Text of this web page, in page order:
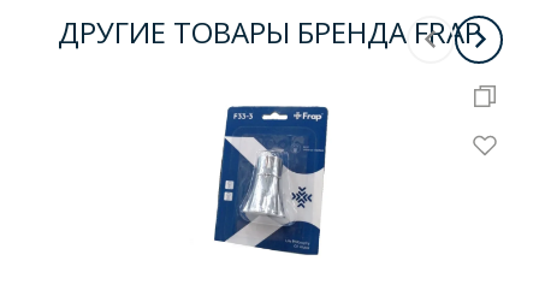
ДРУГИЕ ТОВАРЫ БРЕНДА FRAP